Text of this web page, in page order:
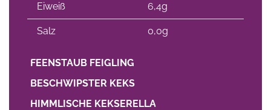
Eiweiß 6,4g
Salz 0,0g
FEENSTAUB FEIGLING
BESCHWIPSTER KEKS
HIMMLISCHE KEKSERELLA